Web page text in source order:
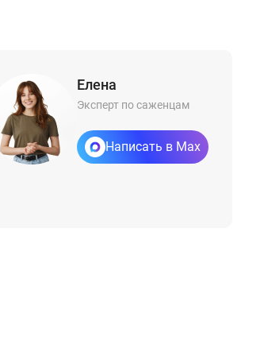
Елена
Эксперт по саженцам
Написать в Max